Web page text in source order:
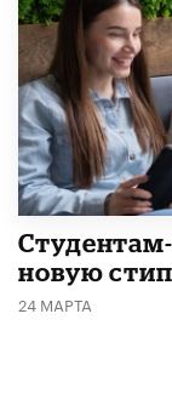
новую
24 МАРТА